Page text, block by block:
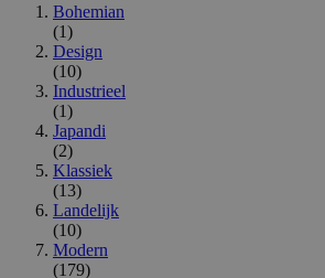
Bohemian
(1)
Design
(10)
Industrieel
(1)
Japandi
(2)
Klassiek
(13)
Landelijk
(10)
Modern
(179)